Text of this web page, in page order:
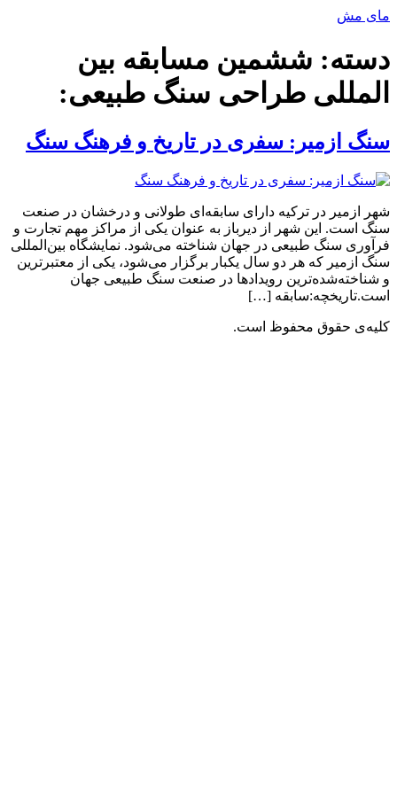
پرش
مای مش
دسته: ششمین مسابقه بین
المللی طراحی سنگ طبیعی:
سنگ ازمیر: سفری در تاریخ و فرهنگ سنگ
شهر ازمیر در ترکیه دارای سابقه‌ای طولانی و درخشان در صنعت
سنگ است. این شهر از دیرباز به عنوان یکی از مراکز مهم تجارت و
فرآوری سنگ طبیعی در جهان شناخته می‌شود. نمایشگاه بین‌المللی
سنگ ازمیر که هر دو سال یکبار برگزار می‌شود، یکی از معتبرترین
و شناخته‌شده‌ترین رویدادها در صنعت سنگ طبیعی جهان
است.تاریخچه:سابقه […]
کلیه‌ی حقوق محفوظ است.